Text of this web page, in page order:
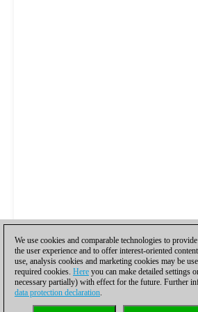
We use cookies and comparable technologies to
the user experience and to offer interest-oriented
use, analysis cookies and marketing cookies may be
required cookies. Here you can make detailed settings
necessary partially) with effect for the future. Further
data protection declaration.